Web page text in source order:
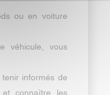
ou en voiture
véhicule, vous
tenir informés de
et connaître les